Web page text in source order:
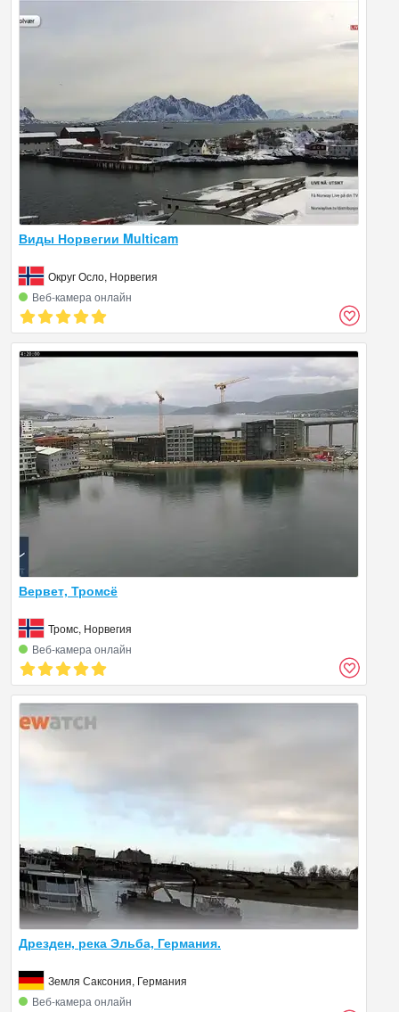
Виды Норвегии Multicam
Округ Осло, Норвегия
Веб‑камера онлайн
Вервет, Тромсё
Тромс, Норвегия
Веб‑камера онлайн
Дрезден, река Эльба, Германия.
Земля Саксония, Германия
Веб‑камера онлайн